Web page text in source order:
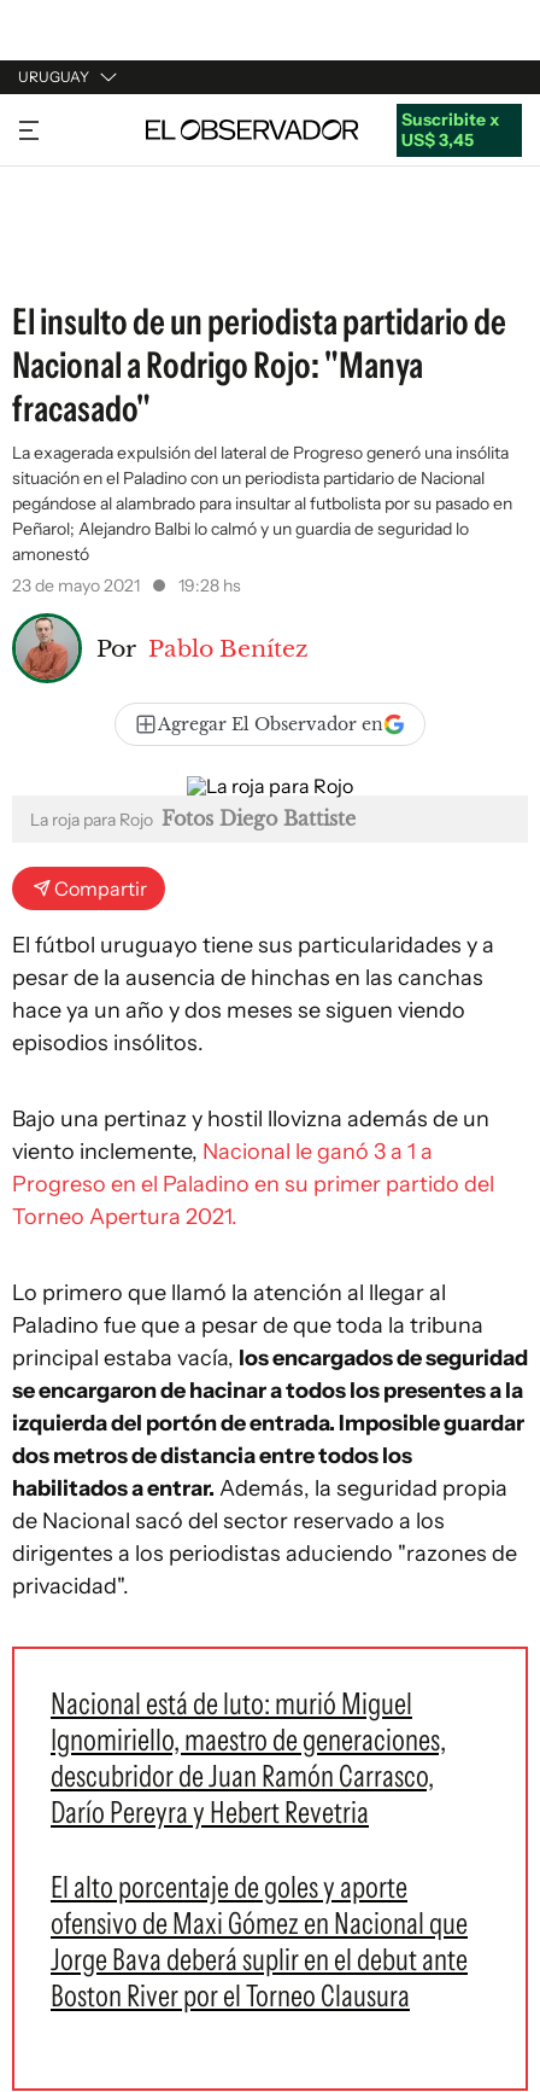
URUGUAY
URUGUAY
ARGENTINA
Suscribite x
US$ 3,45
El insulto de un periodista partidario de
Nacional a Rodrigo Rojo: "Manya
fracasado"
La exagerada expulsión del lateral de Progreso generó una insólita
situación en el Paladino con un periodista partidario de Nacional
pegándose al alambrado para insultar al futbolista por su pasado en
Peñarol; Alejandro Balbi lo calmó y un guardia de seguridad lo
amonestó
23 de mayo 2021
19:28 hs
Por Pablo Benítez
Agregar El Observador en
La roja para Rojo Fotos Diego Battiste
Compartir
El fútbol uruguayo tiene sus particularidades y a
pesar de la ausencia de hinchas en las canchas
hace ya un año y dos meses se siguen viendo
episodios insólitos.
Bajo una pertinaz y hostil llovizna además de un
viento inclemente, Nacional le ganó 3 a 1 a
Progreso en el Paladino en su primer partido del
Torneo Apertura 2021.
Lo primero que llamó la atención al llegar al
Paladino fue que a pesar de que toda la tribuna
principal estaba vacía, los encargados de seguridad
se encargaron de hacinar a todos los presentes a la
izquierda del portón de entrada. Imposible guardar
dos metros de distancia entre todos los
habilitados a entrar. Además, la seguridad propia
de Nacional sacó del sector reservado a los
dirigentes a los periodistas aduciendo "razones de
privacidad".
Nacional está de luto: murió Miguel
Ignomiriello, maestro de generaciones,
descubridor de Juan Ramón Carrasco,
Darío Pereyra y Hebert Revetria
El alto porcentaje de goles y aporte
ofensivo de Maxi Gómez en Nacional que
Jorge Bava deberá suplir en el debut ante
Boston River por el Torneo Clausura